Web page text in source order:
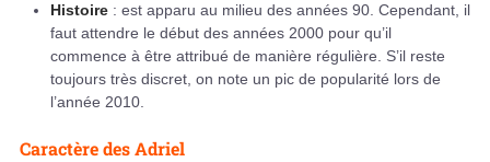
Histoire : est apparu au milieu des années 90. Cependant, il
faut attendre le début des années 2000 pour qu’il
commence à être attribué de manière régulière. S’il reste
toujours très discret, on note un pic de popularité lors de
l’année 2010.
Caractère des Adriel